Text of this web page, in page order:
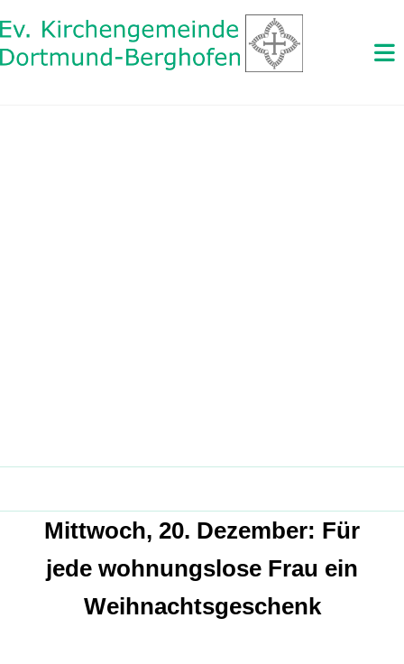
Mittwoch, 20. Dezember: Für
jede wohnungslose Frau ein
Weihnachtsgeschenk